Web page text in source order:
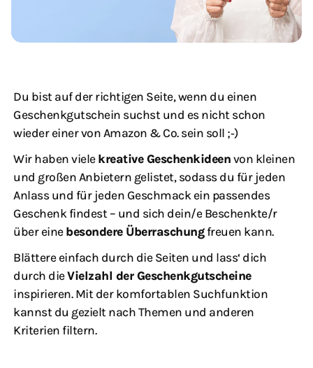
Du bist auf der richtigen Seite, wenn du einen
Geschenkgutschein suchst und es nicht schon
wieder einer von Amazon & Co. sein soll ;‑)
Wir haben viele kreative Geschenkideen von kleinen
und großen Anbietern gelistet, sodass du für jeden
Anlass und für jeden Geschmack ein passendes
Geschenk findest – und sich dein/e Beschenkte/r
über eine besondere Überraschungfreuen kann.
Blättere einfach durch die Seiten und lass‘ dich
durch dieVielzahl der Geschenkgutscheine
inspirieren. Mit der komfortablen Suchfunktion
kannst du gezielt nach Themen und anderen
Kriterien filtern.